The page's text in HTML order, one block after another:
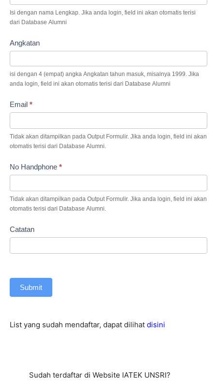
IATEK
UNSRI
Isi dengan nama Lengkap. Jika anda login, field ini akan otomatis terisi
dari Database Alumni
Angkatan
isi dengan 4 (empat) angka Angkatan tahun masuk, misalnya 1999. Jika
anda login, field ini akan otomatis terisi dari Database Alumni
Email *
Tidak akan ditampilkan pada Output Formulir. Jika anda login, field ini akan
otomatis terisi dari Database Alumni.
No Handphone *
Tidak akan ditampilkan pada Output Formulir. Jika anda login, field ini akan
otomatis terisi dari Database Alumni.
Catatan
Submit
List yang sudah mendaftar, dapat dilihat disini
Sudah terdaftar di Website IATEK UNSRI?